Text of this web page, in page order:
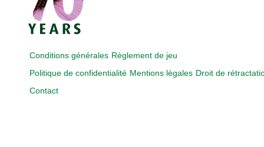
Conditions générales Règlement de jeu
Politique de confidentialité Mentions légales Droit de
Contact